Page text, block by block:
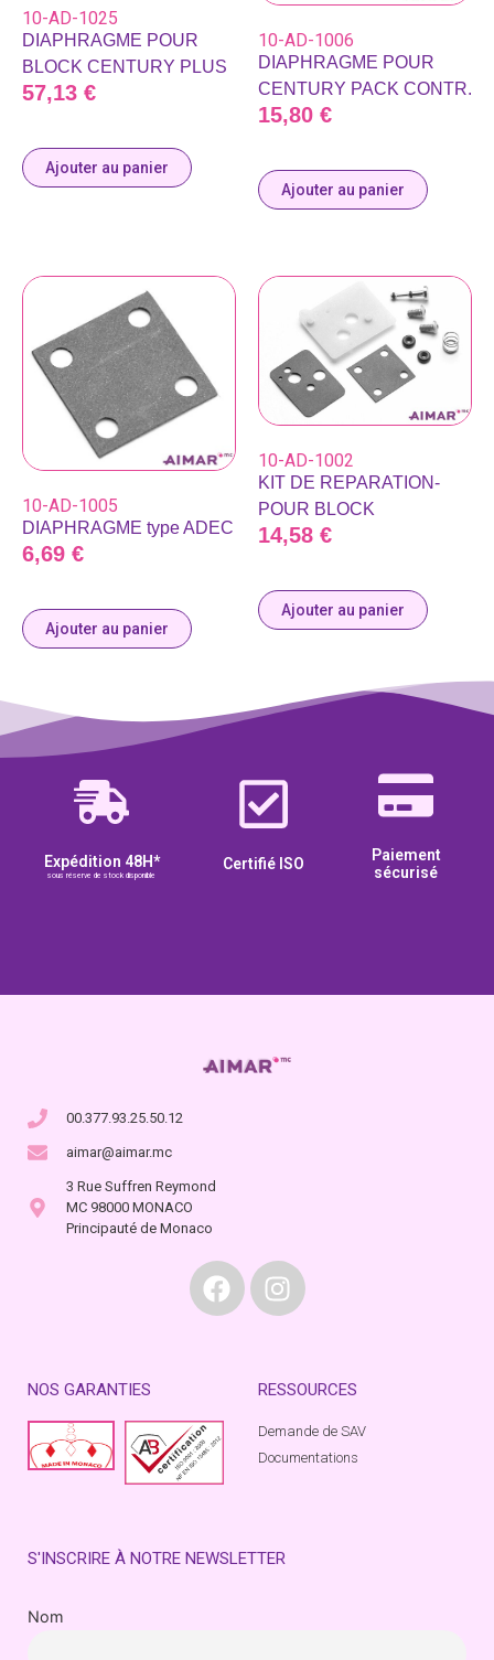
10-AD-1025
DIAPHRAGME POUR
BLOCK CENTURY PLUS
57,13 €
Ajouter au panier
10-AD-1006
DIAPHRAGME POUR
CENTURY PACK CONTR.
15,80 €
Ajouter au panier
10-AD-1005
DIAPHRAGME type ADEC
6,69 €
Ajouter au panier
10-AD-1002
KIT DE REPARATION-
POUR BLOCK
14,58 €
Ajouter au panier
Expédition 48H*
sous réserve de stock disponible
Certifié ISO
Paiement
sécurisé
00.377.93.25.50.12
aimar@aimar.mc
3 Rue Suffren Reymond
MC 98000 MONACO
Principauté de Monaco
NOS GARANTIES RESSOURCES
Demande de SAV
Documentations
S'INSCRIRE À NOTRE NEWSLETTER
Nom